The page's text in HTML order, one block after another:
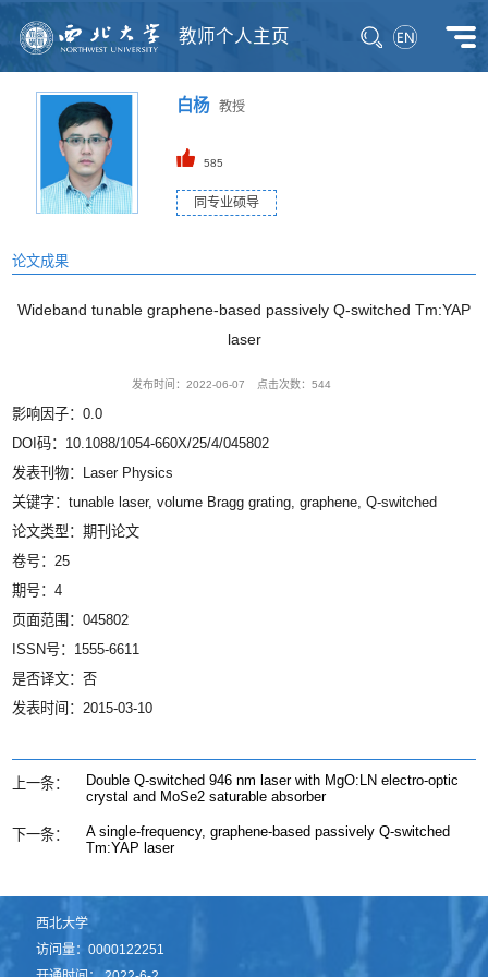
教师个人主页
白杨教授
585
同专业硕导
论文成果
Wideband tunable graphene-based passively Q-switched Tm:YAP
laser
发布时间：2022-06-07 点击次数：544
影响因子：0.0
DOI码：10.1088/1054-660X/25/4/045802
发表刊物：Laser Physics
关键字：tunable laser, volume Bragg grating, graphene, Q-switched
论文类型：期刊论文
卷号：25
期号：4
页面范围：045802
ISSN号：1555-6611
是否译文：否
发表时间：2015-03-10
上一条：
Double Q-switched 946 nm laser with MgO:LN electro-optic
crystal and MoSe2 saturable absorber
下一条：
A single-frequency, graphene-based passively Q-switched
Tm:YAP laser
西北大学
访问量：0000122251